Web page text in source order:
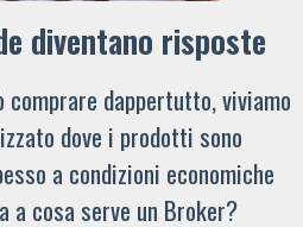
diventano risposte
comprare dappertutto, viviamo
dove i prodotti sono
a condizioni economiche
a cosa serve un Broker?